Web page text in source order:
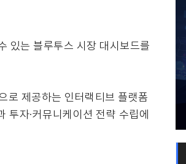
있는 블루투스 시장 대시보드를
로 제공하는 인터랙티브 플랫폼
자·커뮤니케이션 전략 수립에